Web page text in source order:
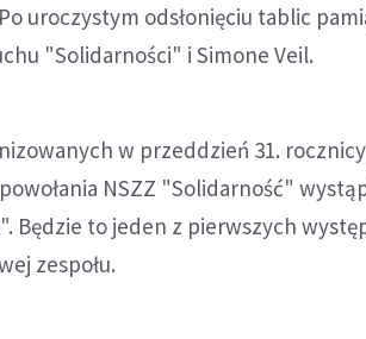
uroczystym odsłonięciu tablic
"Solidarności" i Simone Veil.
w przeddzień 31.
NSZZ "Solidarność"
Będzie to jeden z pierwszych
zespołu.